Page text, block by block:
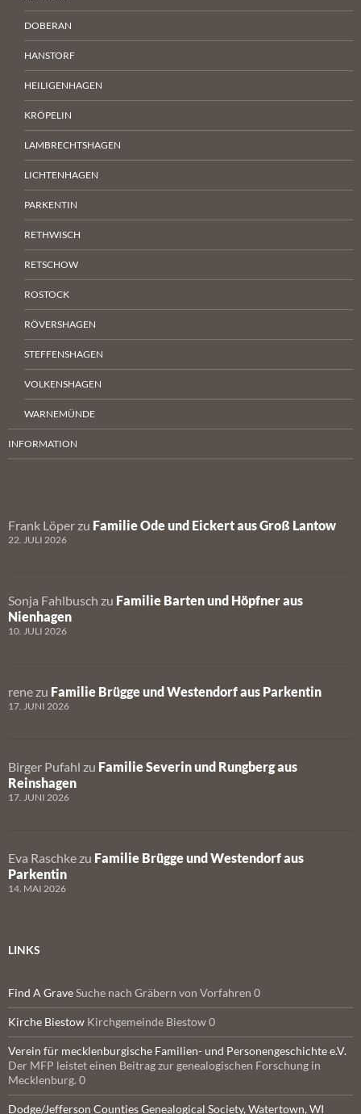
DOBERAN
HANSTORF
HEILIGENHAGEN
KRÖPELIN
LAMBRECHTSHAGEN
LICHTENHAGEN
PARKENTIN
RETHWISCH
RETSCHOW
ROSTOCK
RÖVERSHAGEN
STEFFENSHAGEN
VOLKENSHAGEN
WARNEMÜNDE
INFORMATION
Frank Löper zu Familie Ode und Eickert aus Groß Lantow
22. JULI 2026
Sonja Fahlbusch zu Familie Barten und Höpfner aus
Nienhagen
10. JULI 2026
rene zu Familie Brügge und Westendorf aus Parkentin
17. JUNI 2026
Birger Pufahl zu Familie Severin und Rungberg aus
Reinshagen
17. JUNI 2026
Eva Raschke zu Familie Brügge und Westendorf aus
Parkentin
14. MAI 2026
LINKS
Find A GraveSuche nach Gräbern von Vorfahren 0
Kirche Biestow Kirchgemeinde Biestow 0
Verein für mecklenburgische Familien- und Personengeschichte e.V.
Der MFP leistet einen Beitrag zur genealogischen Forschung in
Mecklenburg. 0
Dodge/Jefferson Counties Genealogical Society, Watertown, WI